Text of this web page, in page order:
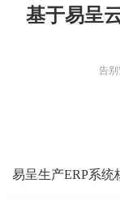
基于易呈
告别
易呈生产ERP系统